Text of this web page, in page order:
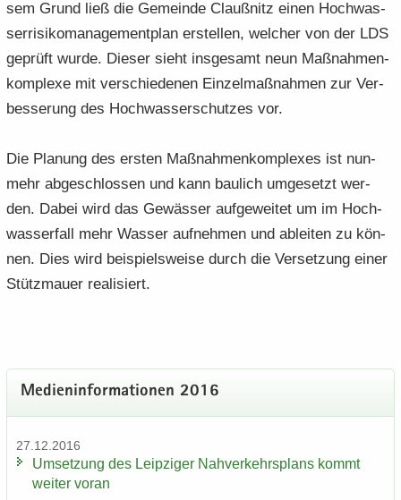
sem Grund ließ die Ge­mein­de Clau­ß­nitz einen Hoch­was­
ser­ri­si­ko­ma­nage­ment­plan er­stel­len, wel­cher von der LDS
ge­prüft wurde. Die­ser sieht ins­ge­samt neun Maß­nah­men­
kom­ple­xe mit ver­schie­de­nen Ein­zel­maß­nah­men zur Ver­
bes­se­rung des Hoch­was­ser­schut­zes vor.
Die Pla­nung des ers­ten Maß­nah­men­kom­ple­xes ist nun­
mehr ab­ge­schlos­sen und kann bau­lich um­ge­setzt wer­
den. Dabei wird das Ge­wäs­ser auf­ge­wei­tet um im Hoch­
was­ser­fall mehr Was­ser auf­neh­men und ab­lei­ten zu kön­
nen. Dies wird bei­spiels­wei­se durch die Ver­set­zung einer
Stütz­mau­er rea­li­siert.
Me­di­en­in­for­ma­tio­nen 2016
27.12.2016
Um­set­zung des Leip­zi­ger Nah­ver­kehrs­plans kommt
wei­ter voran